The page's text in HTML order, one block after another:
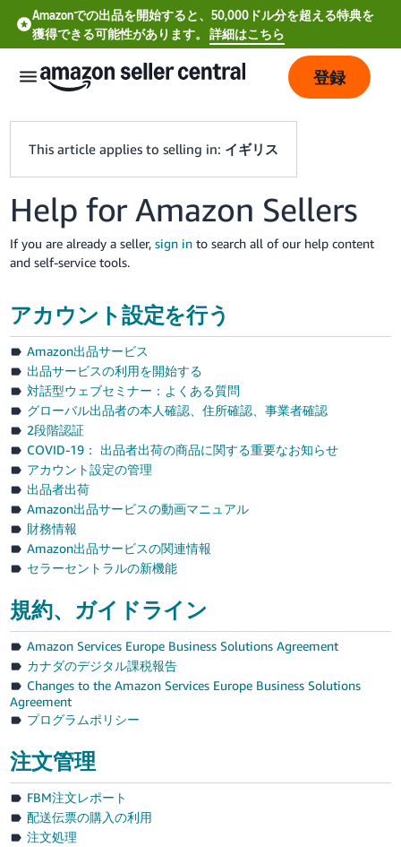
Amazonでの出品を開始すると、50,000ドル分を超える特典を
獲得できる可能性があります。 詳細はこちら
日
語
中
文
-
CN
中
文
-
TW
Deutsch
- DE
Français
- FR
Italiano
- IT
日
本
語
-
JP
ロ
グ
イ
ン
登
録
登録
This article applies to selling in: イギリス
Help for Amazon Sellers
If you are already a seller,sign in to search all of our help content
and self-service tools.
アカウント設定を行う
Amazon出品サービス
出品サービスの利用を開始する
対話型ウェブセミナー：よくある質問
グローバル出品者の本人確認、住所確認、事業者確認
2段階認証
COVID-19： 出品者出荷の商品に関する重要なお知らせ
アカウント設定の管理
出品者出荷
Amazon出品サービスの動画マニュアル
財務情報
Amazon出品サービスの関連情報
セラーセントラルの新機能
規約、ガイドライン
Amazon Services Europe Business Solutions Agreement
カナダのデジタル課税報告
Changes to the Amazon Services Europe Business Solutions
Agreement
プログラムポリシー
注文管理
FBM注文レポート
配送伝票の購入の利用
注文処理